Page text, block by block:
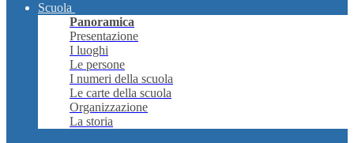
Scuola
Panoramica
Presentazione
I luoghi
Le persone
I numeri della scuola
Le carte della scuola
Organizzazione
La storia